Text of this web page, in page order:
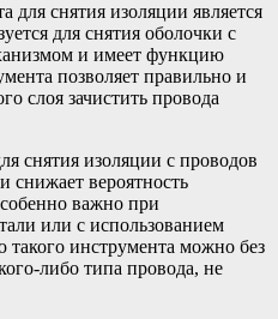
снятия изоляции является
для снятия оболочки с
и имеет функцию
позволяет правильно и
слоя зачистить провода
снятия изоляции с проводов
снижает вероятность
важно при
или с использованием
инструмента можно без
либо типа провода, не